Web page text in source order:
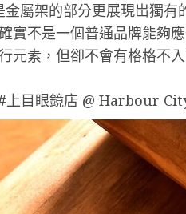
屬架的部分更展現岀獨
實不是一個普通品牌能夠
元素，但卻不會有格格
目眼鏡店 @ Harbour